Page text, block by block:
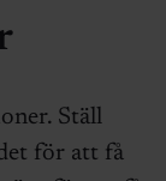
Ställ
för att få